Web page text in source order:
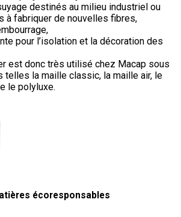
destinés au milieu industriel ou
à fabriquer de nouvelles fibres,
pour l’isolation et la décoration des
est donc très utilisé chez Macap sous
la maille classic, la maille air, le
le polyluxe.
écoresponsables